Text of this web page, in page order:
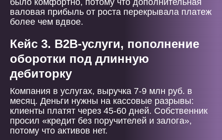
было комфортно, потому что дополнительная
валовая прибыль от роста перекрывала платеж
более чем вдвое.
Кейс 3. B2B-услуги, пополнение
оборотки под длинную
дебиторку
Компания в услугах, выручка 7-9 млн руб. в
месяц. Деньги нужны на кассовые разрывы:
клиенты платят через 45-60 дней. Собственник
просил «кредит без поручителей и залога»,
потому что активов нет.